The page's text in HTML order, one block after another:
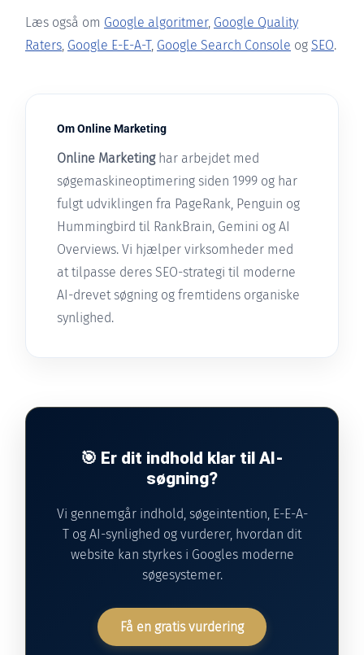
Læs også om Google algoritmer, Google Quality
Raters Google E-E-A-T, Google Search Console og SEO.
Om Online Marketing
Online Marketinghar arbejdet med
søgemaskineoptimering siden 1999 og har
fulgt udviklingen fra PageRank, Penguin og
Hummingbird til RankBrain, Gemini og AI
Overviews. Vi hjælper virksomheder med
at tilpasse deres SEO-strategi til moderne
AI-drevet søgning og fremtidens organiske
synlighed.
🎯 Er dit indhold klar til AI-
søgning?
Vi gennemgår indhold, søgeintention, E-E-A-
T og AI-synlighed og vurderer, hvordan dit
website kan styrkes i Googles moderne
søgesystemer.
Få en gratis vurdering